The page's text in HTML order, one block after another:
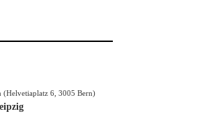
6, 3005 Bern)